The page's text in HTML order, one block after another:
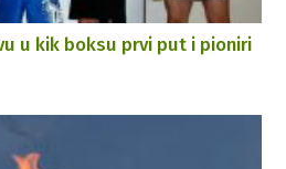
u kik boksu prvi put i pioniri